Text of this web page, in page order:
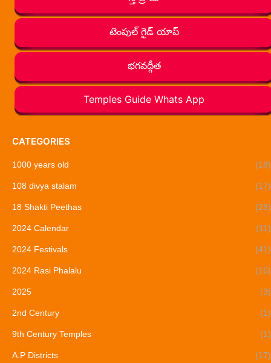
టెంపుల్ గైడ్ యాప్
భగవద్గీత
Temples Guide Whats App
CATEGORIES
1000 years old (18)
108 divya stalam (17)
18 Shakti Peethas (28)
2024 Calendar (11)
2024 Festivals (41)
2024 Rasi Phalalu (16)
2025 (3)
2nd Century (1)
9th Century Temples (1)
A.P Districts (17)